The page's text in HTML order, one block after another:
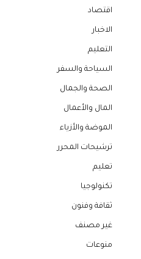
اقتصاد
الاخبار
التعليم
السياحة والسفر
الصحة والجمال
المال والأعمال
الموضة والأزياء
ترشيحات المحرر
تعليم
تكنولوجيا
ثقافة وفنون
غير مصنف
منوعات